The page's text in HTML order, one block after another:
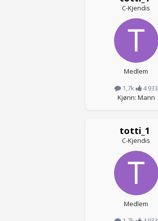
C-Kjendis
Medlem
1,7k
4 933
Kjønn: Mann
totti_1
C-Kjendis
Medlem